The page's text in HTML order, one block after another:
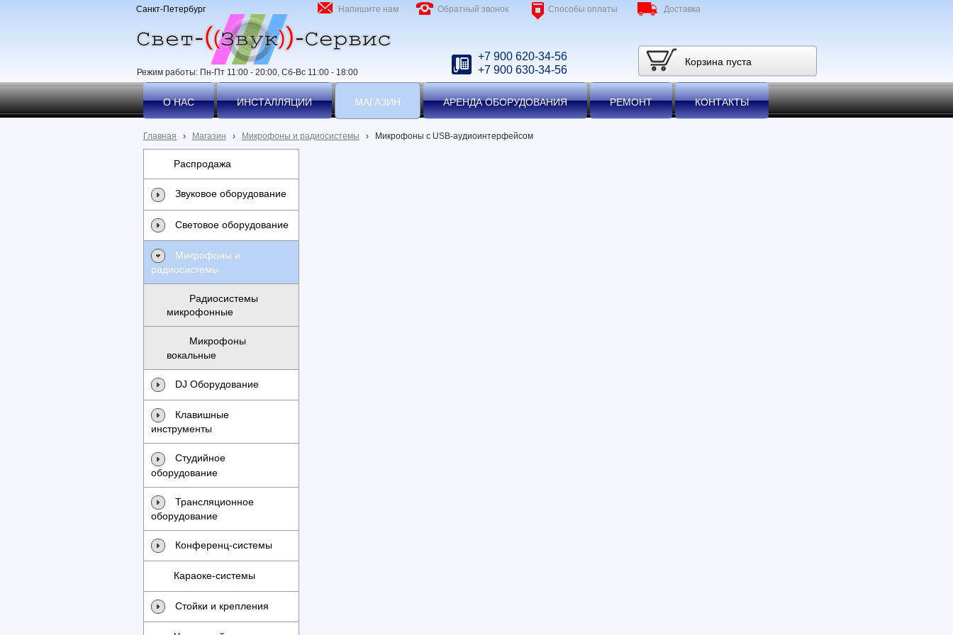
Корзина пуста
Режим работы: Пн-Пт 11:00 - 20:00, Сб-Вс 11:00 - 18:00
Обратный звонок
+7 900 630-34-56
Напишите нам
+7 900 620-34-56
Санкт-Петербург Способы оплаты Доставка
О НАС ИНСТАЛЛЯЦИИ МАГАЗИН АРЕНДА ОБОРУДОВАНИЯ РЕМОНТ КОНТАКТЫ
Главная › Магазин › Микрофоны и радиосистемы › Микрофоны с USB-аудиоинтерфейсом
Распродажа
Звуковое оборудование
Световое оборудование
Микрофоны и
радиосистемы
Радиосистемы
микрофонные
Микрофоны
вокальные
DJ Оборудование
Клавишные
инструменты
Студийное
оборудование
Трансляционное
оборудование
Конференц-системы
Караоке-системы
Стойки и крепления